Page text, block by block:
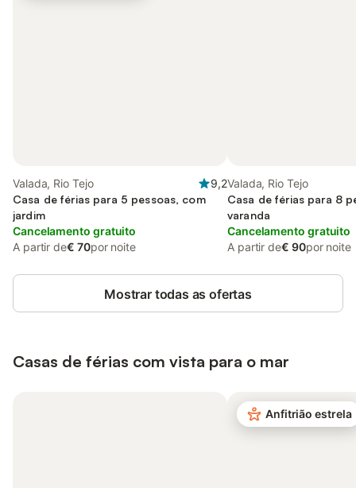
Valada, Rio Tejo
9,2
Casa de férias para 5 pessoas, com
jardim
Cancelamento gratuito
A partir de€ 70por noite
Valada, Rio Tejo
Casa de férias para 8
varanda
Cancelamento gratuito
A partir de€ 90por noite
Mostrar todas as ofertas
Casas de férias com vista para o mar
Anfitrião estrela